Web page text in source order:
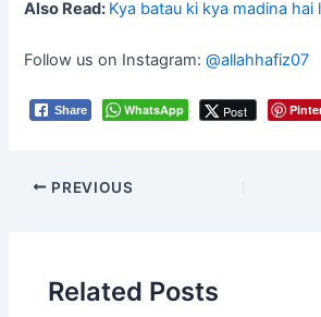
Also Read: Kya batau ki kya madina hai
Follow us on Instagram:@allahhafiz07
Share WhatsApp Post
Post
PREVIOUS
Related Posts